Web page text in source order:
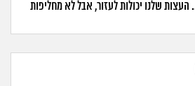
שלנו יכולות לעזור, אבל לא מחליפות